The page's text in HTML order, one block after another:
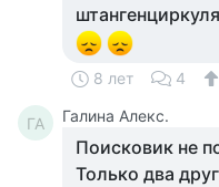
8 лет 4
ГА Галина Алекс.
Поисковик не
Только два